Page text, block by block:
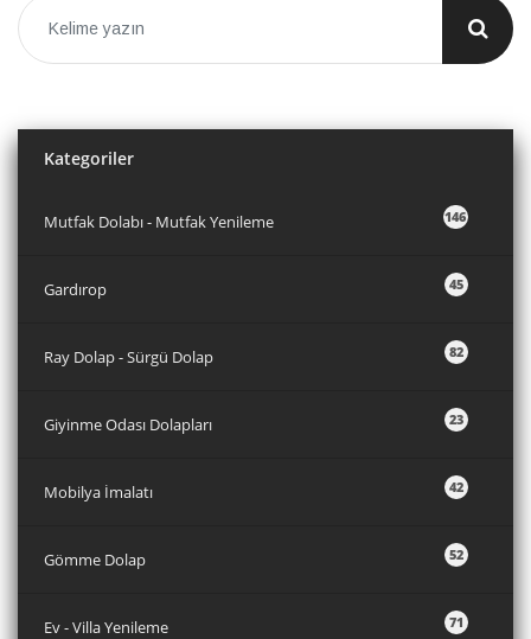
Kategoriler
146
Mutfak Dolabı - Mutfak Yenileme
45
Gardırop
82
Ray Dolap - Sürgü Dolap
23
Giyinme Odası Dolapları
42
Mobilya İmalatı
52
Gömme Dolap
71
Ev - Villa Yenileme